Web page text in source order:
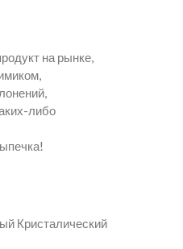
на рынке,
либо
Кристалический